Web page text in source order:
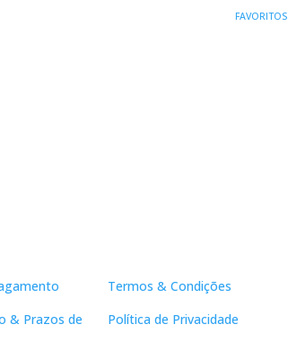
FAVORITOS
& Prazos de
Termos & Condições
Política de Privacidade